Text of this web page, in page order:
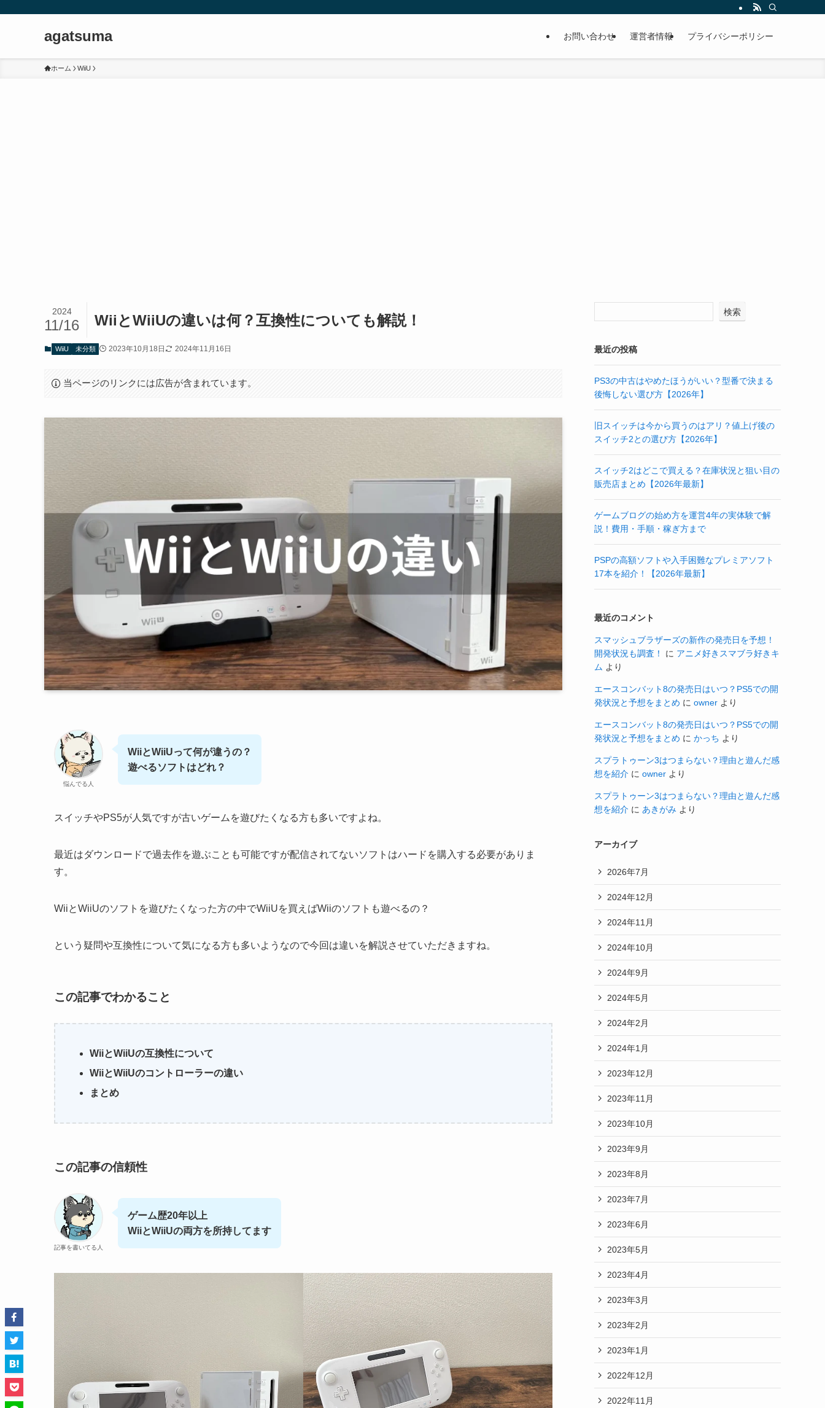
agatsuma お問い合わせ 運営者情報 プライバシーポリシー
ホーム WiiU
WiiとWiiUの違いは何？互換性についても解説！
2024
11/16
WiiU 未分類 2023年10月18日 2024年11月16日
当ページのリンクには広告が含まれています。
悩んでる人
WiiとWiiUって何が違うの？
遊べるソフトはどれ？
スイッチやPS5が人気ですが古いゲームを遊びたくなる方も多いですよね。
最近はダウンロードで過去作を遊ぶことも可能ですが配信されてないソフトはハードを購入する必要がありま
す。
WiiとWiiUのソフトを遊びたくなった方の中でWiiUを買えばWiiのソフトも遊べるの？
という疑問や互換性について気になる方も多いようなので今回は違いを解説させていただきますね。
この記事でわかること
WiiとWiiUの互換性について
WiiとWiiUのコントローラーの違い
まとめ
この記事の信頼性
記事を書いてる人
ゲーム歴20年以上
WiiとWiiUの両方を所持してます
検索
最近の投稿
PS3の中古はやめたほうがいい？型番で決まる
後悔しない選び方【2026年】
旧スイッチは今から買うのはアリ？値上げ後の
スイッチ2との選び方【2026年】
スイッチ2はどこで買える？在庫状況と狙い目の
販売店まとめ【2026年最新】
ゲームブログの始め方を運営4年の実体験で解
説！費用・手順・稼ぎ方まで
PSPの高額ソフトや入手困難なプレミアソフト
17本を紹介！【2026年最新】
最近のコメント
スマッシュブラザーズの新作の発売日を予想！
開発状況も調査！
に アニメ好きスマブラ好きキ
ム より
エースコンバット8の発売日はいつ？PS5での開
発状況と予想をまとめ に owner より
エースコンバット8の発売日はいつ？PS5での開
発状況と予想をまとめ に かっち より
スプラトゥーン3はつまらない？理由と遊んだ感
想を紹介 に owner より
スプラトゥーン3はつまらない？理由と遊んだ感
想を紹介 に あきがみ より
アーカイブ
2026年7月
2024年12月
2024年11月
2024年10月
2024年9月
2024年5月
2024年2月
2024年1月
2023年12月
2023年11月
2023年10月
2023年9月
2023年8月
2023年7月
2023年6月
2023年5月
2023年4月
2023年3月
2023年2月
2023年1月
2022年12月
2022年11月